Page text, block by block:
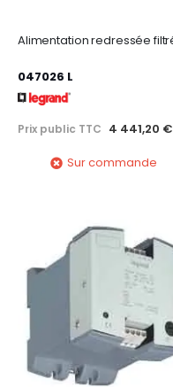
047026 L
Prix public TTC 4 441,20 €
Sur commande